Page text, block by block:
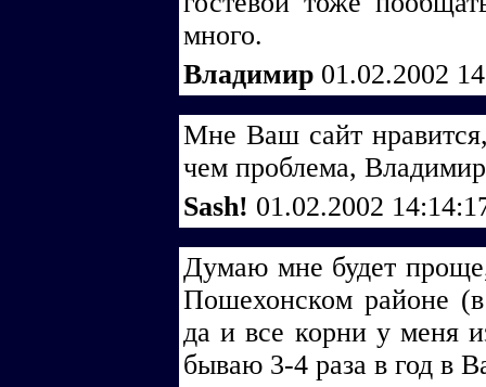
много.
Владимир 01.02.2002
Мне Ваш сайт
чем проблема,
Sash! 01.02.2002
Думаю мне будет
Пошехонском районе
да и все корни у меня
бываю 3-4 раза в год в